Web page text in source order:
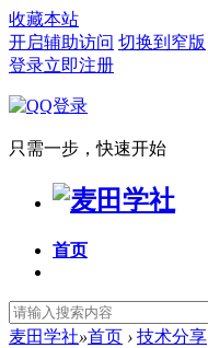
收藏本站
开启辅助访问 切换到窄版
登录立即注册
只需一步，快速开始
首页
麦田学社»首页 › 技术分享